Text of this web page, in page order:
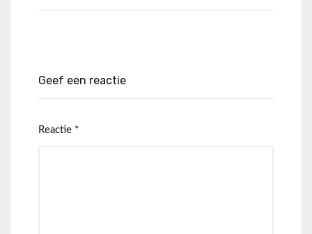
Geef een reactie
Reactie *